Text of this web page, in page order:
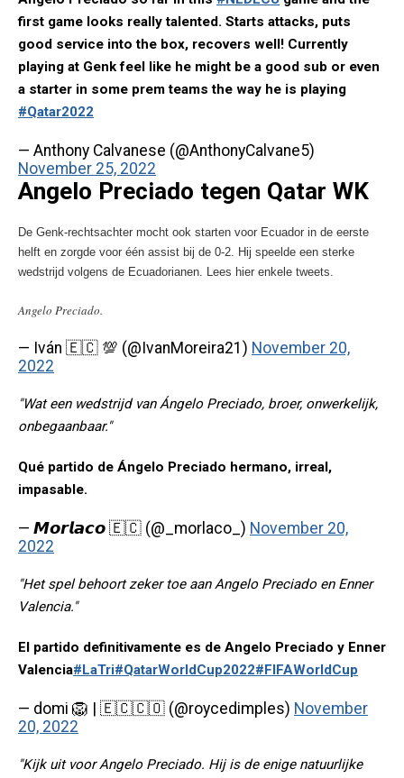
first game looks really talented. Starts attacks, puts
good service into the box, recovers well! Currently
playing at Genk feel like he might be a good sub or even
a starter in some prem teams the way he is playing
#Qatar2022
— Anthony Calvanese (@AnthonyCalvane5)
November 25, 2022
Angelo Preciado tegen Qatar WK
De Genk-rechtsachter mocht ook starten voor Ecuador in de eerste
helft en zorgde voor één assist bij de 0-2. Hij speelde een sterke
wedstrijd volgens de Ecuadorianen. Lees hier enkele tweets.
Angelo Preciado.
— Iván 🇪🇨 💯 (@IvanMoreira21) November 20,
2022
"Wat een wedstrijd van Ángelo Preciado, broer, onwerkelijk,
onbegaanbaar."
Qué partido de Ángelo Preciado hermano, irreal,
impasable.
— 𝙈𝙤𝙧𝙡𝙖𝙘𝙤 🇪🇨 (@_morlaco_) November 20,
2022
"Het spel behoort zeker toe aan Angelo Preciado en Enner
Valencia."
El partido definitivamente es de Angelo Preciado y Enner
Valencia#LaTri#QatarWorldCup2022#FIFAWorldCup
— domi 🦁 | 🇪🇨🇨🇴 (@roycedimples) November
20, 2022
"Kijk uit voor Angelo Preciado. Hij is de enige natuurlijke